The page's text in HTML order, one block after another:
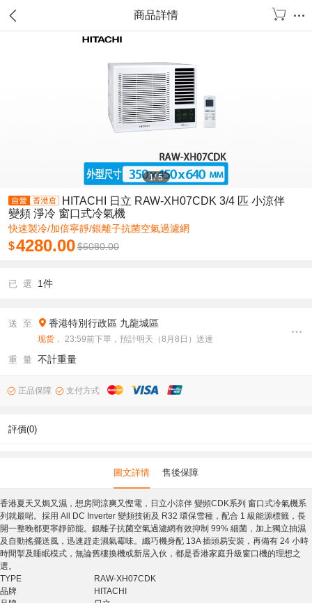
商品詳情
1/5
HITACHI 日立 RAW-XH07CDK 3/4 匹 小涼伴
變頻 淨冷 窗口式冷氣機
快速製冷/加倍寧靜/銀離子抗菌空氣過濾網
$4280.00$6080.00
已 選 1件
送 至 香港特別行政區 九龍城區
现货 ， 23:59前下單，預計明天（8月8日）送達
重 量 不計重量
正品保障 支付方式
評價(0)
圖文詳情 售後保障
香港夏天又焗又濕，想房間涼爽又慳電，日立小涼伴 變頻CDK系列 窗口式冷氣機系
列就最啱。採用 All DC Inverter 變頻技術及 R32 環保雪種，配合 1 級能源標籤，長
開一整晚都更寧靜節能。銀離子抗菌空氣過濾網有效抑制 99% 細菌，加上獨立抽濕
及自動搖擺送風，迅速趕走濕氣霉味。纖巧機身配 13A 插頭易安裝，再備有 24 小時
時間掣及睡眠模式，無論舊樓換機或新居入伙，都是香港家庭升級窗口機的理想之
選。
TYPE
RAW-XH07CDK
品牌
HITACHI